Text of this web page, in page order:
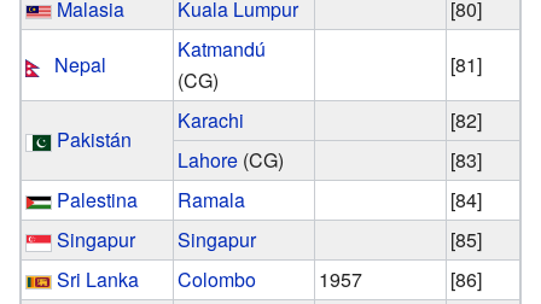
Malasia
Kuala Lumpur
[80]
Nepal
Katmandú
(CG)
[81]
Pakistán
Karachi
[82]
Lahore (CG)
[83]
Palestina
Ramala
[84]
Singapur
Singapur
[85]
Sri Lanka
Colombo 1957
[86]